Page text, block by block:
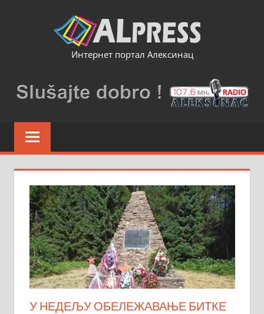
Интернет портал Алексинац
У НЕДЕЉУ ОБЕЛЕЖАВАЊЕ БИТКЕ